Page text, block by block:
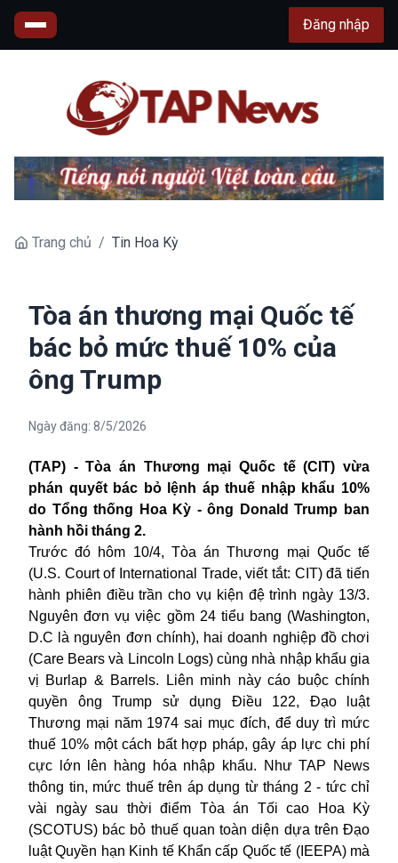
Đăng nhập
Trang chủ / Tin Hoa Kỳ
Tòa án thương mại Quốc tế
bác bỏ mức thuế 10% của
ông Trump
Ngày đăng: 8/5/2026
(TAP) - Tòa án Thương mại Quốc tế (CIT) vừa
phán quyết bác bỏ lệnh áp thuế nhập khẩu 10%
do Tổng thống Hoa Kỳ - ông Donald Trump ban
hành hồi tháng 2.
Trước đó hôm 10/4, Tòa án Thương mại Quốc tế
(U.S. Court of International Trade, viết tắt: CIT) đã tiến
hành phiên điều trần cho vụ kiện đệ trình ngày 13/3.
Nguyên đơn vụ việc gồm 24 tiểu bang (Washington,
D.C là nguyên đơn chính), hai doanh nghiệp đồ chơi
(Care Bears và Lincoln Logs) cùng nhà nhập khẩu gia
vị Burlap & Barrels. Liên minh này cáo buộc chính
quyền ông Trump sử dụng Điều 122, Đạo luật
Thương mại năm 1974 sai mục đích, để duy trì mức
thuế 10% một cách bất hợp pháp, gây áp lực chi phí
cực lớn lên hàng hóa nhập khẩu. Như TAP News
thông tin, mức thuế trên áp dụng từ tháng 2 - tức chỉ
vài ngày sau thời điểm Tòa án Tối cao Hoa Kỳ
(SCOTUS) bác bỏ thuế quan toàn diện dựa trên Đạo
luật Quyền hạn Kinh tế Khẩn cấp Quốc tế (IEEPA) mà